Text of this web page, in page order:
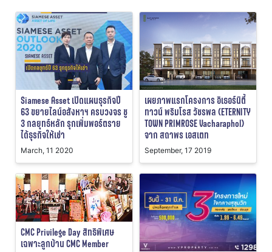
Siamese Asset เปิดแผนธุรกิจปี
63 ขยายไลน์อสังหาฯ ครบวงจร ชู
3 กลยุทธ์หลัก รุกเพิ่มพอร์ตราย
ได้ธุรกิจให้เช่า
March, 11 2020
เผยภาพแรกโครงการ อิเธอร์นิตี้
ทาวน์ พริมโรส วัชรพล (ETERNITY
TOWN PRIMROSE Vacharaphol)
จาก สถาพร เอสเตท
September, 17 2019
CMC Privilege Day สิทธิพิเศษ
เฉพาะลูกบ้าน CMC Member